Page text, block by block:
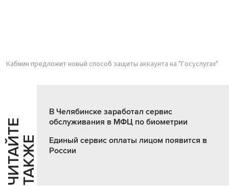
Кабмин предложит новый способ защиты аккаунта на "Госуслугах"
Ч
И
Т
АЙ
Т
Е
Т
А
К
ЖЕ
В Челябинске заработал сервис
обслуживания в МФЦ по биометрии
Единый сервис оплаты лицом появится в
России